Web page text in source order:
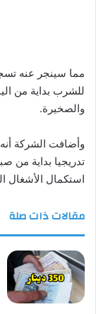
مما سينجر عنه
والصخيرة.
وأضافت الشركة
استكمال الأشغال
مقالات ذات صلة